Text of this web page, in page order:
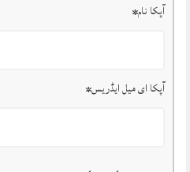
آپکا نام*
آپکا ای میل ایڈریس*